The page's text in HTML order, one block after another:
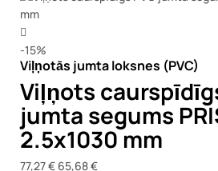
-15%
Viļņotās jumta loksnes (PVC)
Viļņots
jumta segums
2.5x1030 mm
77,27 € 65,68 €